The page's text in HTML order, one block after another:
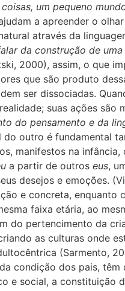
um pequeno
a apreender o
através da
da construção de
2000), assim, o que
que são produto
ser dissociadas.
suas ações
do pensamento e da
do outro é fundamental
manifestos na
a partir de outros eus,
desejos e emoções. (
e concreta, enquanto
faixa etária, ao
do pertencimento da
as culturas onde
(Sarmento,
condição dos pais,
e social, a constituição